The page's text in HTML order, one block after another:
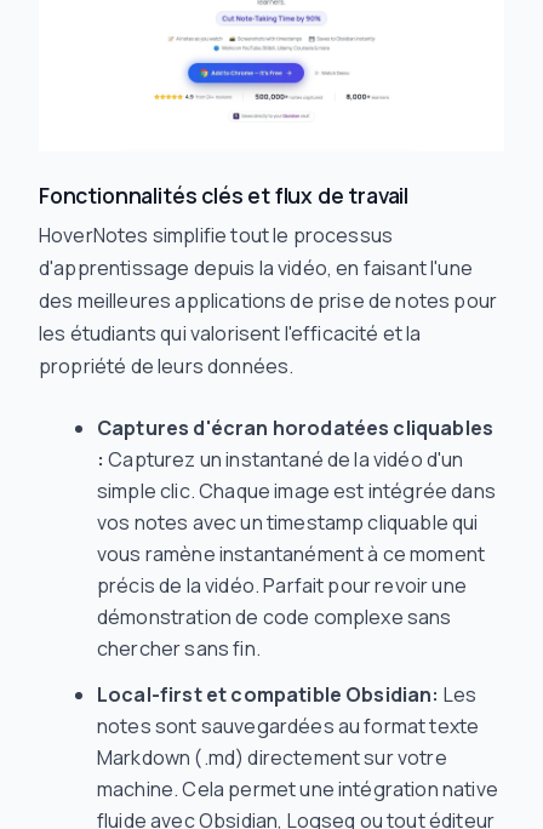
Fonctionnalités clés et flux de travail
HoverNotes simplifie tout le processus
d'apprentissage depuis la vidéo, en faisant l'une
des meilleures applications de prise de notes pour
les étudiants qui valorisent l'efficacité et la
propriété de leurs données.
Captures d'écran horodatées cliquables
: Capturez un instantané de la vidéo d'un
simple clic. Chaque image est intégrée dans
vos notes avec un timestamp cliquable qui
vous ramène instantanément à ce moment
précis de la vidéo. Parfait pour revoir une
démonstration de code complexe sans
chercher sans fin.
Local-first et compatible Obsidian: Les
notes sont sauvegardées au format texte
Markdown (.md) directement sur votre
machine. Cela permet une intégration native
fluide avec Obsidian, Logseq ou tout éditeur